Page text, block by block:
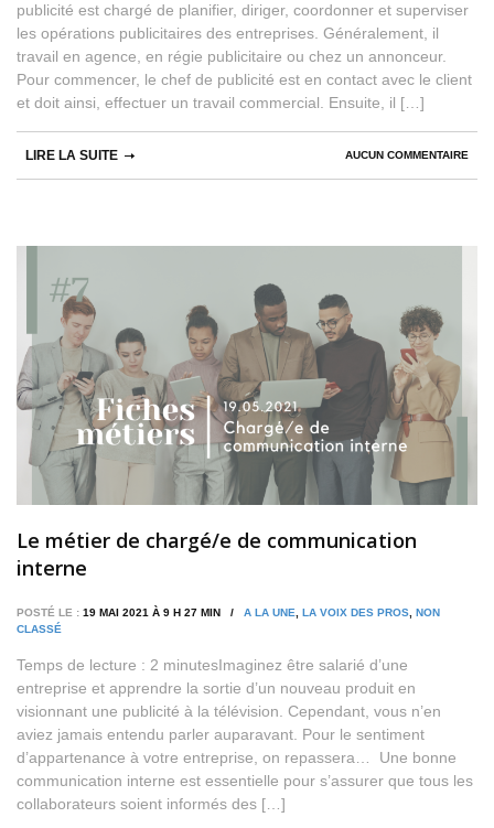
publicité est chargé de planifier, diriger, coordonner et superviser
les opérations publicitaires des entreprises. Généralement, il
travail en agence, en régie publicitaire ou chez un annonceur.
Pour commencer, le chef de publicité est en contact avec le client
et doit ainsi, effectuer un travail commercial. Ensuite, il […]
AUCUN COMMENTAIRE
LIRE LA SUITE
Le métier de chargé/e de communication
interne
POSTÉ LE : 19 MAI 2021 À 9 H 27 MIN / A LA UNE, LA VOIX DES PROS, NON
CLASSÉ
Temps de lecture : 2 minutesImaginez être salarié d’une
entreprise et apprendre la sortie d’un nouveau produit en
visionnant une publicité à la télévision. Cependant, vous n’en
aviez jamais entendu parler auparavant. Pour le sentiment
d’appartenance à votre entreprise, on repassera… Une bonne
communication interne est essentielle pour s’assurer que tous les
collaborateurs soient informés des […]